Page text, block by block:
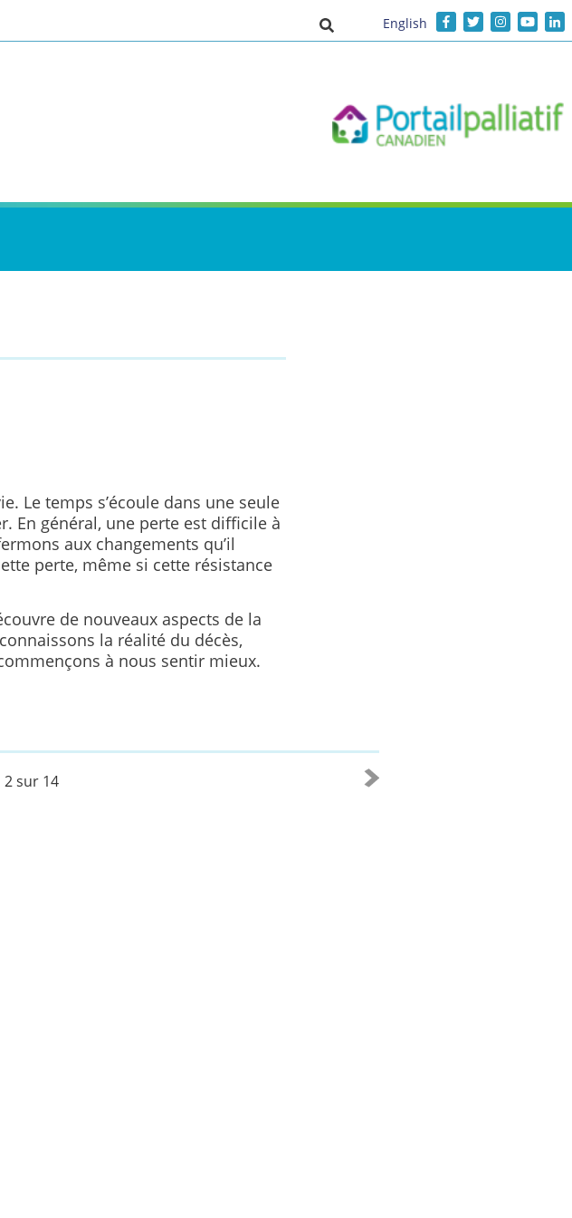
Activer/désactiver la saisie de
English
Le temps s’écoule dans une seule
En général, une perte est difficile à
aux changements qu’il
perte, même si cette résistance
de nouveaux aspects de la
la réalité du décès,
à nous sentir mieux.
2 sur 14